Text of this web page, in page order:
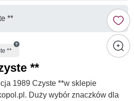
**
**
1989 Czyste **w sklepie
Duży wybór znaczków dla